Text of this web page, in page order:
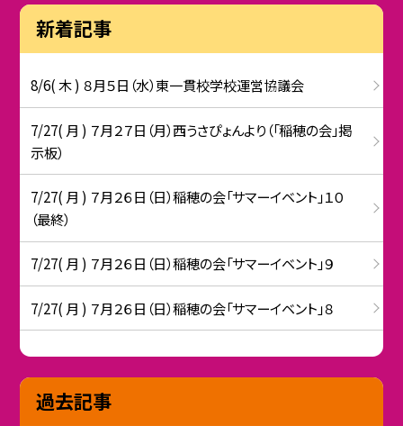
新着記事
8/6( 木 ) ８月５日（水）東一貫校学校運営協議会
7/27( 月 ) ７月２７日（月）西うさぴょんより（「稲穂の会」掲
示板）
7/27( 月 ) ７月２６日（日）稲穂の会「サマーイベント」１０
（最終）
7/27( 月 ) ７月２６日（日）稲穂の会「サマーイベント」９
7/27( 月 ) ７月２６日（日）稲穂の会「サマーイベント」８
過去記事